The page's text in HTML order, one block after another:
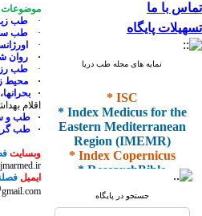
تماس با ما
تسهیلات پایگاه
نمایه های مجله طب دریا
* ISC
* Index Medicus for the
Eastern Mediterranean
Region (IMEMR)
* Index Copernicus
* ResearchBible
* I2OR
* ROAD
جستجو در پایگاه
موضوعات
· طب
·
طب
·
· روان
· طب
· محیط
·
اقلام
· طب و
· طب
وبسایت
ایمیل
gmail.com